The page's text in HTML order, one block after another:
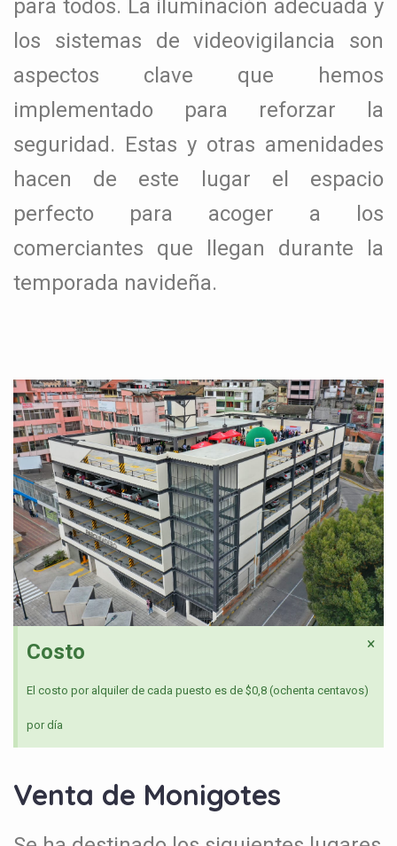
para todos. La iluminación adecuada y
los sistemas de videovigilancia son
aspectos clave que hemos
implementado para reforzar la
seguridad. Estas y otras amenidades
hacen de este lugar el espacio
perfecto para acoger a los
comerciantes que llegan durante la
temporada navideña.
Costo
El costo por alquiler de cada puesto es de $0,8 (ochenta centavos)
por día
×
Venta de Monigotes